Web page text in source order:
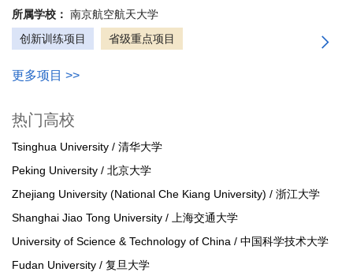
所属学校： 南京航空航天大学
创新训练项目
省级重点项目
更多项目 >>
热门高校
Tsinghua University / 清华大学
Peking University / 北京大学
Zhejiang University (National Che Kiang University) / 浙江大学
Shanghai Jiao Tong University / 上海交通大学
University of Science & Technology of China / 中国科学技术大学
Fudan University / 复旦大学